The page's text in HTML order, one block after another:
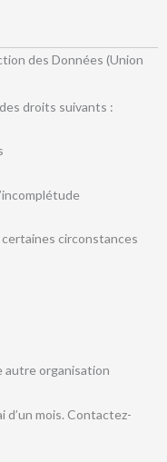
des Données (Union
droits suivants :
circonstances
autre organisation
d’un mois. Contactez-